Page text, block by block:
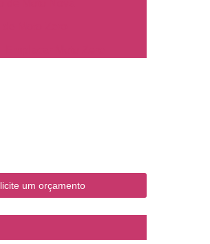
Placa Mercosul
Veículos Novos
de Veículo
Cravinhos
um orçamento